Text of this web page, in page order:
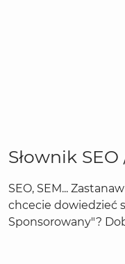
Słownik SEO
SEO, SEM...
chcecie dowiedzieć
Sponsorowany"?